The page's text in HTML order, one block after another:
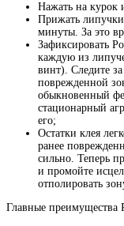
Нажать на курок
Прижать
минуты. За это
Зафиксировать
каждую из
винт). Следите
поврежденной
обыкновенный
стационарный
его;
Остатки клея
ранее
сильно. Теперь
и промойте
отполировать
Главные преимущества